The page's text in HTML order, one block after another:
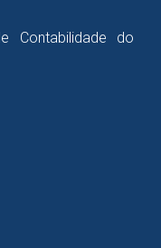
Contabilidade do